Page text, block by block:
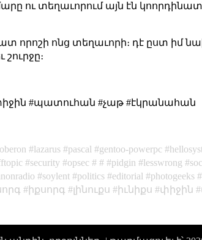
ու տեղաւորում այն էն
որոշի ոնց տեղաւորի։ դէ ըստ իմ
#պատուհան #չաթ #էկրանահան
oberon lazarus pascal gentoo-powerpc
security opsec pidgin lesswrong
soylent politics editorial photogeeks
իքսորգ լինուքս իւնիքս փիջին